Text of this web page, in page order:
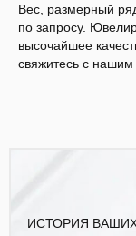
Вес, размерный
по запросу.
высочайшее
свяжитесь с
ИСТОРИЯ